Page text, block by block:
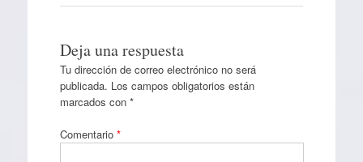
Deja una respuesta
Tu dirección de correo electrónico no será
publicada. Los campos obligatorios están
marcados con *
Comentario *